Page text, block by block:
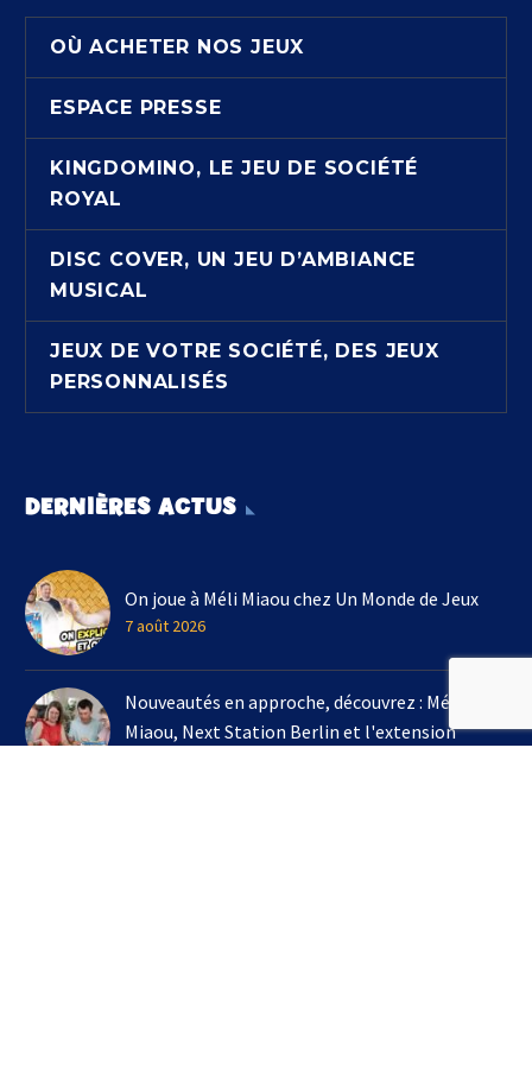
OÙ ACHETER NOS JEUX
ESPACE PRESSE
KINGDOMINO, LE JEU DE SOCIÉTÉ
ROYAL
DISC COVER, UN JEU D’AMBIANCE
MUSICAL
JEUX DE VOTRE SOCIÉTÉ, DES JEUX
PERSONNALISÉS
DERNIÈRES ACTUS
On joue à Méli Miaou chez Un Monde de Jeux
7 août 2026
Nouveautés en approche, découvrez : Méli
Miaou, Next Station Berlin et l'extension